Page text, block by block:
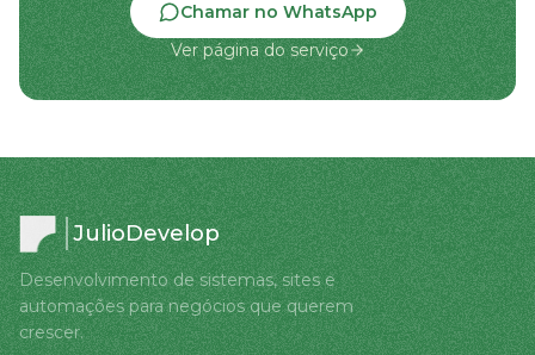
Chamar no WhatsApp
Ver página do serviço
JulioDevelop
Desenvolvimento de sistemas, sites e
automações para negócios que querem
crescer.